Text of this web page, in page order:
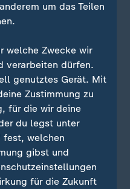
um Cloud-Dienste,
Sicherheit treiben die
digitale
für
deutscher
um das Teilen
welche Zwecke wir
verarbeiten dürfen.
genutztes Gerät. Mit
Zustimmung zu
für die wir deine
du legst unter
welchen
gibst und
für die Zukunft